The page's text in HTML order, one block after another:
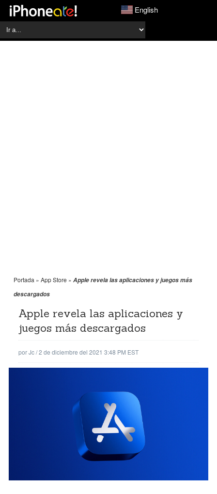
English
Portada » App Store » Apple revela las aplicaciones y juegos más
descargados
Apple revela las aplicaciones y
juegos más descargados
porJc/2 de diciembre del 2021 3:48 PM EST